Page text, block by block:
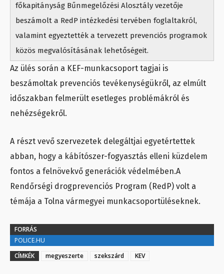
főkapitányság Bűnmegelőzési Alosztály vezetője
beszámolt a RedP intézkedési tervében foglaltakról,
valamint egyeztették a tervezett prevenciós programok
közös megvalósításának lehetőségeit.
Az ülés során a KEF-munkacsoport tagjai is
beszámoltak prevenciós tevékenységükről, az elmúlt
időszakban felmerült esetleges problémákról és
nehézségekről.
A részt vevő szervezetek delegáltjai egyetértettek
abban, hogy a kábítószer-fogyasztás elleni küzdelem
fontos a felnövekvő generációk védelmében.A
Rendőrségi drogprevenciós Program (RedP) volt a
témája a Tolna vármegyei munkacsoportüléseknek.
FORRÁS
POLICE.HU
CÍMKÉK
megyeszerte szekszárd KEV